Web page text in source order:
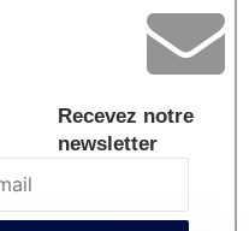
Recevez notre
newsletter